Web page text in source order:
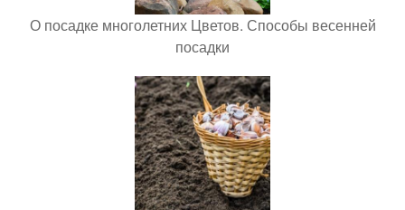
О посадке многолетних Цветов. Способы весенней
посадки